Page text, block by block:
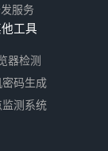
服务
工具
器检测
码生成
测系统